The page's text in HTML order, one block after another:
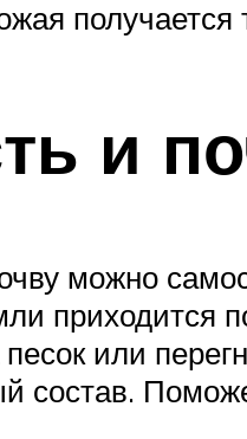
и
можно
приходится
или
состав.